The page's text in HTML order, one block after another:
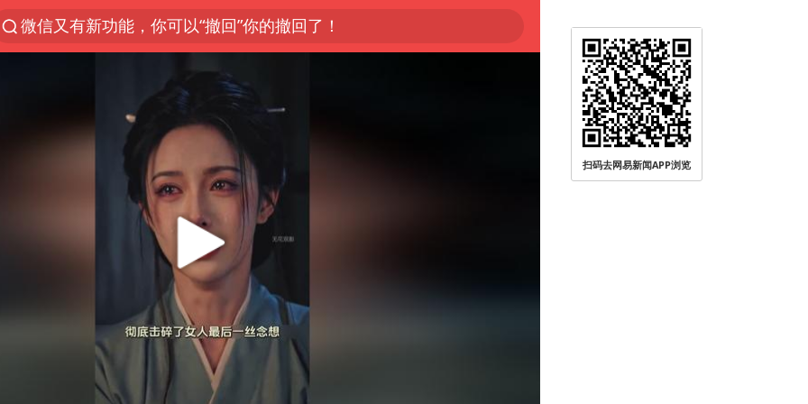
微信又有新功能，你可以“撤回”你的撤回了！
梁家辉：到内地拍戏不是北上是回归
情侣平潭拍日出坠崖1死1伤
西湖突现狂风暴雨 游客瞬间被浇透
白海豚将正面袭击贯穿浙江
《欢迎来龙餐馆》口碑
几元成本的AI广告导致千万市值蒸发
商场现钱学森巨幅海报 负责人回应
杭州全市有序停课
“不怕六爷挂得多 就怕六爷挂一颗”
扫码去网易新闻APP浏览